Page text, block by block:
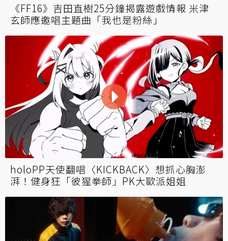
《FF16》吉田直樹25分鐘揭露遊戲情報 米津
玄師應邀唱主題曲「我也是粉絲」
holoPP天使翻唱〈KICKBACK〉想抓心胸澎
湃！健身狂「彼猩拳師」PK大歐派姐姐